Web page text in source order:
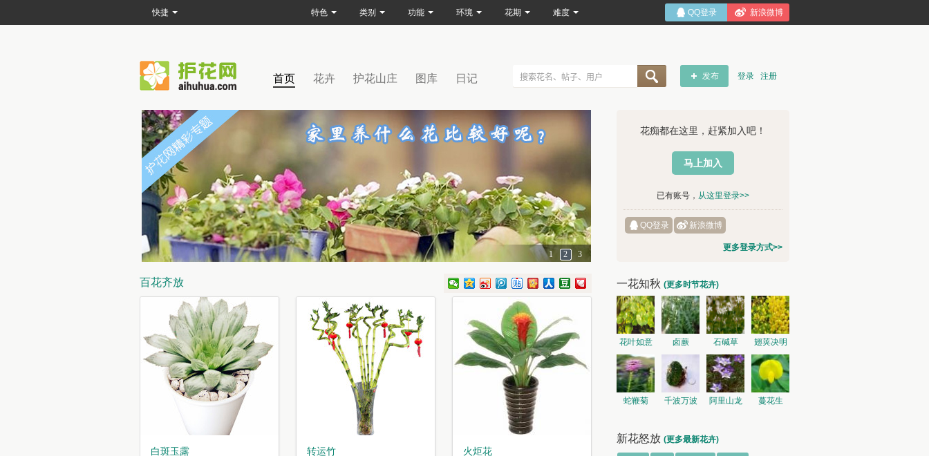
首页 花卉 护花山庄 图库 日记 发布 登录 注册
1 2 3
百花齐放
白斑玉露 转运竹 火炬花
花痴都在这里，赶紧加入吧！
马上加入
已有账号， 从这里登录>>
QQ登录 新浪微博
更多登录方式>>
一花知秋 (更多时节花卉)
花叶如意 卤蕨 石碱草 翅荚决明
蛇鞭菊 千波万波
阿里山龙
蔓花生
新花怒放 (更多最新花卉)
快捷 特色 类别 功能 环境 花期 难度 QQ登录 新浪微博